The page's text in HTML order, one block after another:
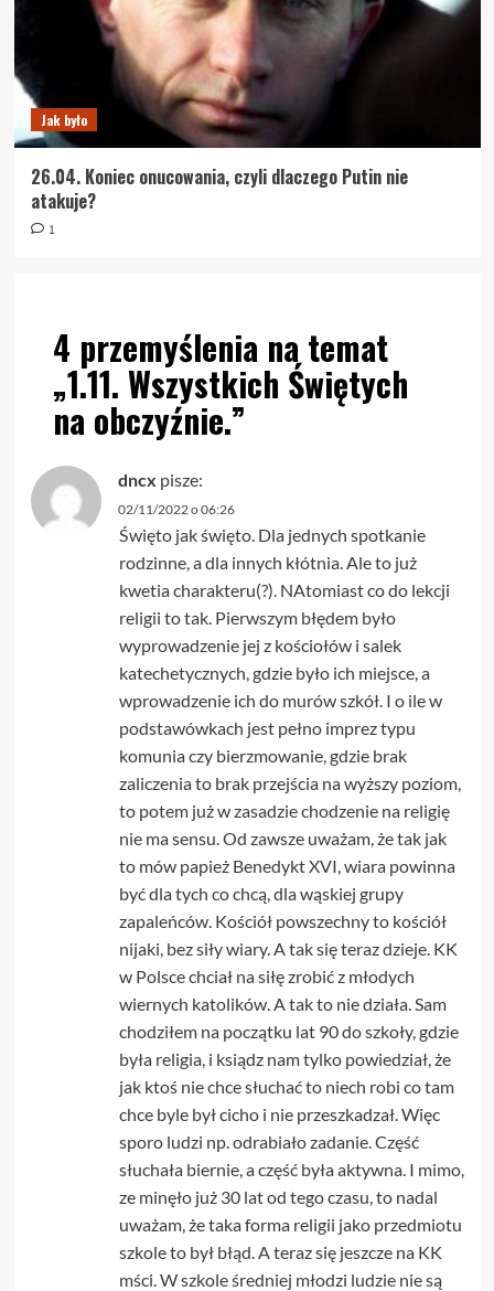
Jak było
26.04. Koniec onucowania, czyli dlaczego Putin nie
atakuje?
1
4 przemyślenia na temat
„1.11. Wszystkich Świętych
na obczyźnie.”
dncx pisze:
02/11/2022 o 06:26
Święto jak święto. Dla jednych spotkanie
rodzinne, a dla innych kłótnia. Ale to już
kwetia charakteru(?). NAtomiast co do lekcji
religii to tak. Pierwszym błędem było
wyprowadzenie jej z kościołów i salek
katechetycznych, gdzie było ich miejsce, a
wprowadzenie ich do murów szkół. I o ile w
podstawówkach jest pełno imprez typu
komunia czy bierzmowanie, gdzie brak
zaliczenia to brak przejścia na wyższy poziom,
to potem już w zasadzie chodzenie na religię
nie ma sensu. Od zawsze uważam, że tak jak
to mów papież Benedykt XVI, wiara powinna
być dla tych co chcą, dla wąskiej grupy
zapaleńców. Kościół powszechny to kościół
nijaki, bez siły wiary. A tak się teraz dzieje. KK
w Polsce chciał na siłę zrobić z młodych
wiernych katolików. A tak to nie działa. Sam
chodziłem na początku lat 90 do szkoły, gdzie
była religia, i ksiądz nam tylko powiedział, że
jak ktoś nie chce słuchać to niech robi co tam
chce byle był cicho i nie przeszkadzał. Więc
sporo ludzi np. odrabiało zadanie. Część
słuchała biernie, a część była aktywna. I mimo,
ze minęło już 30 lat od tego czasu, to nadal
uważam, że taka forma religii jako przedmiotu
szkole to był błąd. A teraz się jeszcze na KK
mści. W szkole średniej młodzi ludzie nie są